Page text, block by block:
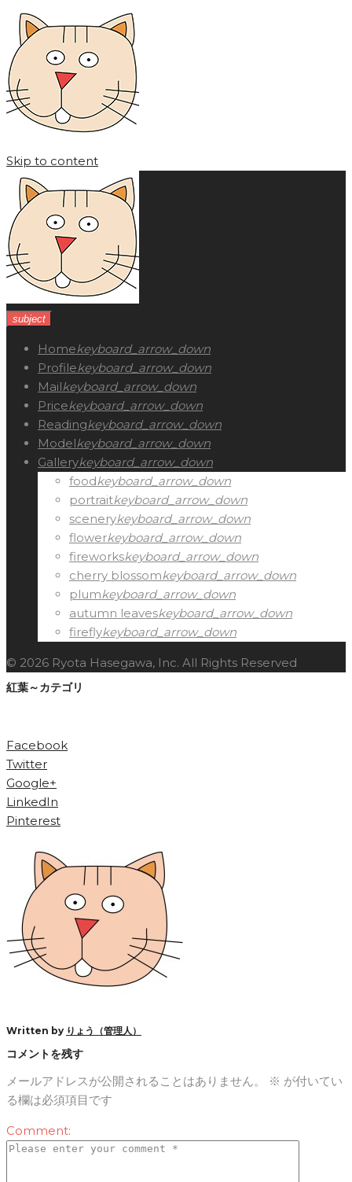
Skip to content
subject
Homekeyboard_arrow_down
Profilekeyboard_arrow_down
Mailkeyboard_arrow_down
Pricekeyboard_arrow_down
Readingkeyboard_arrow_down
Modelkeyboard_arrow_down
Gallerykeyboard_arrow_down
foodkeyboard_arrow_down
portraitkeyboard_arrow_down
scenerykeyboard_arrow_down
flowerkeyboard_arrow_down
fireworkskeyboard_arrow_down
cherry blossomkeyboard_arrow_down
plumkeyboard_arrow_down
autumn leaveskeyboard_arrow_down
fireflykeyboard_arrow_down
© 2026 Ryota Hasegawa, Inc. All Rights Reserved
紅葉～カテゴリ
Facebook
Twitter
Google+
LinkedIn
Pinterest
Written by りょう（管理人）
コメントを残す
メールアドレスが公開されることはありません。 ※ が付いてい
る欄は必須項目です
Comment: